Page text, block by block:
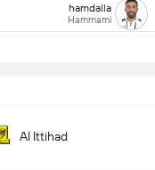
hamdalla
Hammami
Al Ittihad